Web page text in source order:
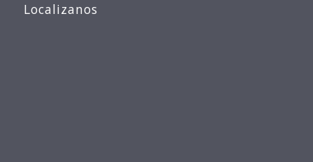
Localizanos